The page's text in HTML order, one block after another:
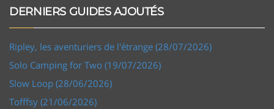
DERNIERS GUIDES AJOUTÉS
Ripley, les aventuriers de l'étrange (28/07/2026)
Solo Camping for Two (19/07/2026)
Slow Loop (28/06/2026)
Tofffsy (21/06/2026)